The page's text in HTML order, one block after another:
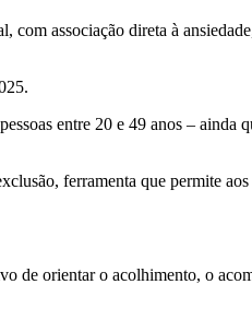
associação direta à
entre 20 e 49 anos – ainda
ferramenta que permite aos
de orientar o acolhimento, o